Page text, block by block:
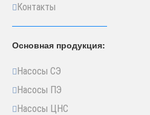
Контакты
Основная продукция:
Насосы СЭ
Насосы ПЭ
Насосы ЦНС